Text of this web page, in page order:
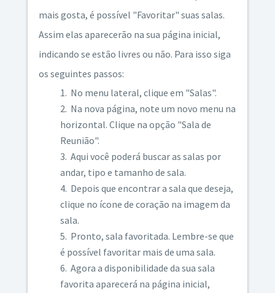
mais gosta, é possível "Favoritar" suas salas.
Assim elas aparecerão na sua página inicial,
indicando se estão livres ou não. Para isso siga
os seguintes passos:
No menu lateral, clique em "Salas".
Na nova página, note um novo menu na
horizontal. Clique na opção "Sala de
Reunião".
Aqui você poderá buscar as salas por
andar, tipo e tamanho de sala.
Depois que encontrar a sala que deseja,
clique no ícone de coração na imagem da
sala.
Pronto, sala favoritada. Lembre-se que
é possível favoritar mais de uma sala.
Agora a disponibilidade da sua sala
favorita aparecerá na página inicial,